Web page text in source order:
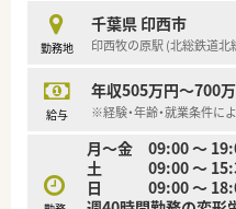
■想定年収は408万円か
までの実務経験を最大限
■昇給は年1回7月に実施
■決算賞与の支給実績も
店舗目標の達成に向けて
【やりがい/おすすめポイン
■個人ノルマがなく、患
勤務地
千葉県 印西市
印西牧の原駅 (北総鉄道北
給与
年収505万円～700
※経験・年齢・就業条件に
月～金 09:00 ～
土 09:00 ～
日 09:00 ～